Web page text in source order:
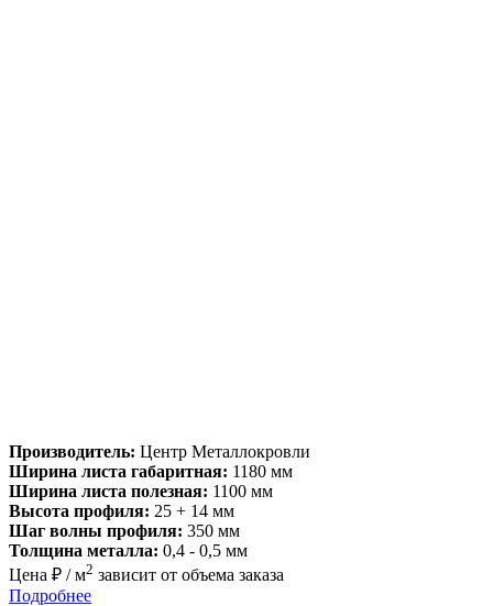
Производитель: Центр Металлокровли
Ширина листа габаритная: 1180 мм
Ширина листа полезная: 1100 мм
Высота профиля: 25 + 14 мм
Шаг волны профиля: 350 мм
Толщина металла: 0,4 - 0,5 мм
Цена ₽ / м2 зависит от объема заказа
Подробнее